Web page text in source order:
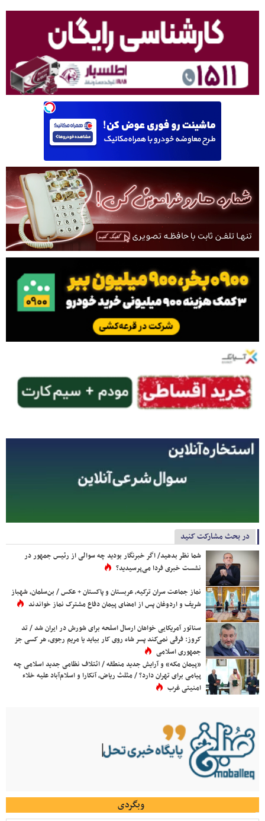
در بحث مشارکت کنید
شما نظر بدهید/ اگر خبرنگار بودید چه سوالی از رئیس جمهور در
نشست خبری فردا می‌پرسیدید؟
نماز جماعت سران ترکیه، عربستان و پاکستان + عکس / بن‌سلمان، شهباز
شریف و اردوغان پس از امضای پیمان دفاع مشترک نماز خواندند
سناتور آمریکایی خواهان ارسال اسلحه برای شورش در ایران شد / تد
کروز: فرقی نمی‌کند پسر شاه روی کار بیاید یا مریم رجوی، هر کسی جز
جمهوری اسلامی
«پیمان مکه» و آرایش جدید منطقه / ائتلاف نظامی جدید اسلامی چه
پیامی برای تهران دارد؟ / مثلث ریاض، آنکارا و اسلام‌آباد علیه خلاء
امنیتی غرب
وبگردی